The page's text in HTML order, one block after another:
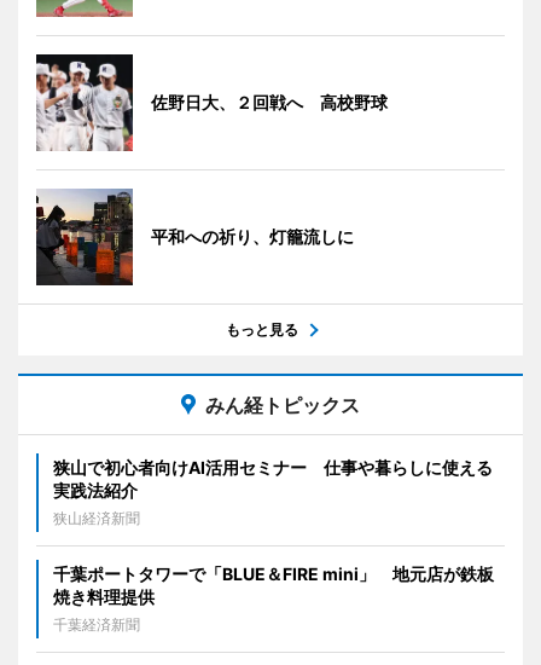
佐野日大、２回戦へ 高校野球
平和への祈り、灯籠流しに
もっと見る
みん経トピックス
狭山で初心者向けAI活用セミナー 仕事や暮らしに使える
実践法紹介
狭山経済新聞
千葉ポートタワーで「BLUE＆FIRE mini」 地元店が鉄板
焼き料理提供
千葉経済新聞